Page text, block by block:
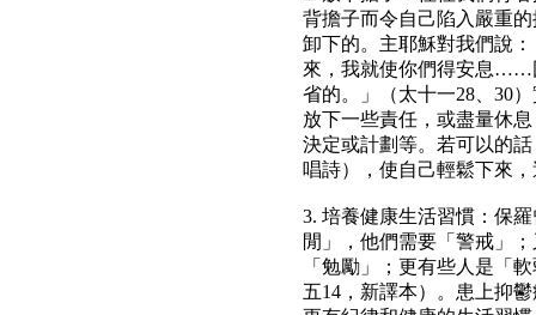
背擔子而令自己陷入嚴重
卸下的。主耶穌對我們說
來，我就使你們得安息……
省的。」（太十一28、30
放下一些責任，或盡量休
決定或計劃等。若可以的
唱詩），使自己輕鬆下來
3. 培養健康生活習慣：保
閒」，他們需要「警戒」
「勉勵」；更有些人是「
五14，新譯本）。患上抑